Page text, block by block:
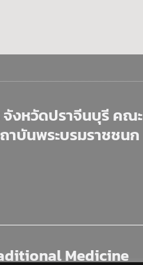
งหวัดปราจีนบุรี คณะ
าบันพระบรมราชชนก
Medicine